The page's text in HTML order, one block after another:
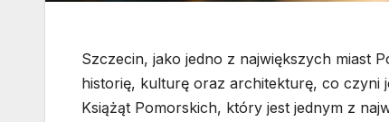
Szczecin, jako jedno z największych miast
historię, kulturę oraz architekturę, co czyni
Książąt Pomorskich, który jest jednym z